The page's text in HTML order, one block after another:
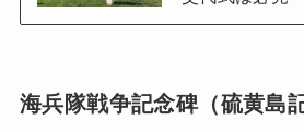
海兵隊戦争記念碑（硫黄島